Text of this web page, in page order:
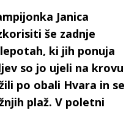
Janica
še zadnje
ki jih ponuja
so jo ujeli na krovu
po obali Hvara in se
plaž. V poletni